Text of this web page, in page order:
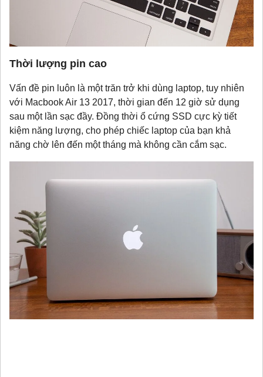
Thời lượng pin cao
Vấn đề pin luôn là một trăn trở khi dùng laptop, tuy nhiên
với Macbook Air 13 2017, thời gian đến 12 giờ sử dụng
sau một lần sạc đầy. Đồng thời ổ cứng SSD cực kỳ tiết
kiệm năng lượng, cho phép chiếc laptop của bạn khả
năng chờ lên đến một tháng mà không cần cắm sạc.